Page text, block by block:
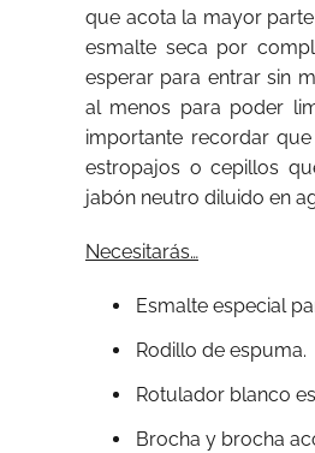
que acota la mayor
esmalte seca por
esperar para entrar sin
al menos para poder
importante recordar
estropajos o cepillos
jabón neutro diluido en
Necesitarás…
Esmalte especial
Rodillo de espuma.
Rotulador blanco
Brocha y brocha